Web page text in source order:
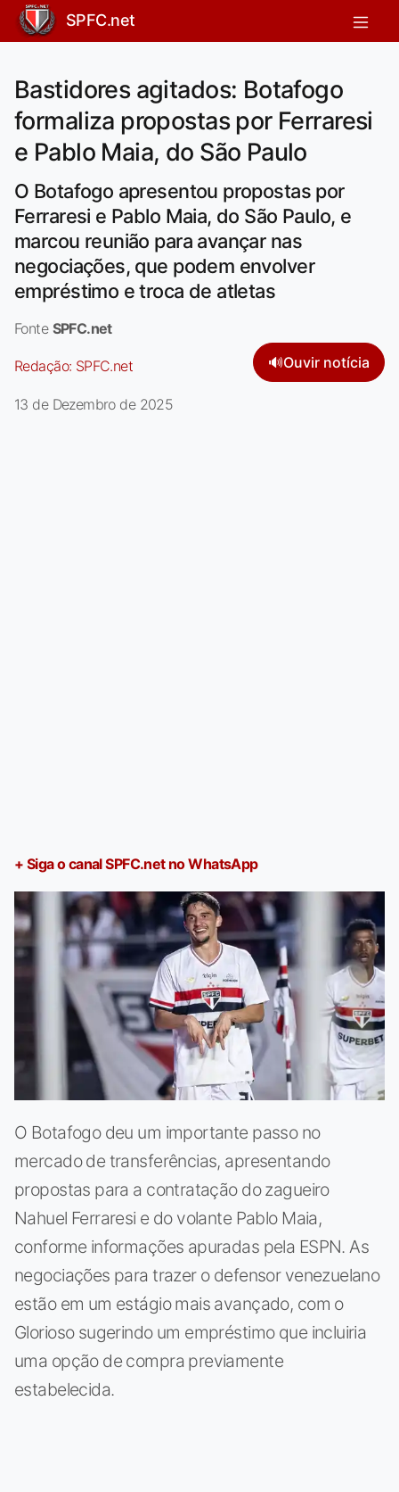
SPFC.net
Bastidores agitados: Botafogo
formaliza propostas por Ferraresi
e Pablo Maia, do São Paulo
O Botafogo apresentou propostas por
Ferraresi e Pablo Maia, do São Paulo, e
marcou reunião para avançar nas
negociações, que podem envolver
empréstimo e troca de atletas
Fonte SPFC.net
Redação: SPFC.net 🔊Ouvir notícia
13 de Dezembro de 2025
+ Siga o canal SPFC.net no WhatsApp
O Botafogo deu um importante passo no
mercado de transferências, apresentando
propostas para a contratação do zagueiro
Nahuel Ferraresi e do volante Pablo Maia,
conforme informações apuradas pela ESPN. As
negociações para trazer o defensor venezuelano
estão em um estágio mais avançado, com o
Glorioso sugerindo um empréstimo que incluiria
uma opção de compra previamente
estabelecida.